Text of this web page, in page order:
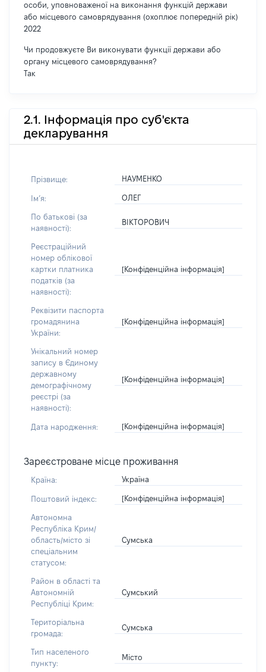
особи, уповноваженої на виконання функцій держави
або місцевого самоврядування (охоплює попередній рік)
2022
Чи продовжуєте Ви виконувати функції держави або
органу місцевого самоврядування?
Так
2.1. Інформація про суб'єкта
декларування
Прізвище: НАУМЕНКО
Імʼя: ОЛЕГ
По батькові (за
наявності):
ВІКТОРОВИЧ
Реєстраційний
номер облікової
картки платника
податків (за
наявності):
[Конфіденційна інформація]
Реквізити паспорта
громадянина
України:
[Конфіденційна інформація]
Унікальний номер
запису в Єдиному
державному
демографічному
реєстрі (за
наявності):
[Конфіденційна інформація]
Дата народження: [Конфіденційна інформація]
Зареєстроване місце проживання
Країна: Україна
Поштовий індекс: [Конфіденційна інформація]
Автономна
Республіка Крим/
область/місто зі
спеціальним
статусом:
Сумська
Район в області та
Автономній
Республіці Крим:
Сумський
Територіальна
громада:
Сумська
Тип населеного
пункту:
Місто